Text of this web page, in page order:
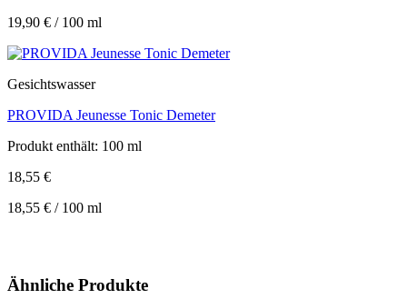
19,90 € / 100 ml
Gesichtswasser
PROVIDA Jeunesse Tonic Demeter
Produkt enthält: 100 ml
18,55 €
18,55 € / 100 ml
Ähnliche Produkte